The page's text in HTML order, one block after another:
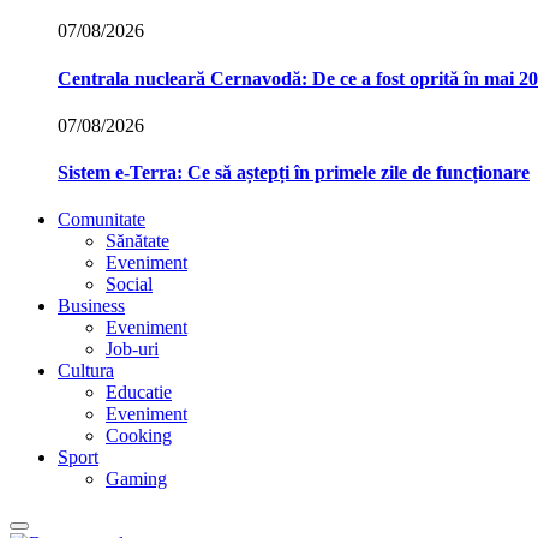
07/08/2026
Centrala nucleară Cernavodă: De ce a fost oprită în mai
07/08/2026
Sistem e-Terra: Ce să aștepți în primele zile de funcționare
Comunitate
Sănătate
Eveniment
Social
Business
Eveniment
Job-uri
Cultura
Educatie
Eveniment
Cooking
Sport
Gaming